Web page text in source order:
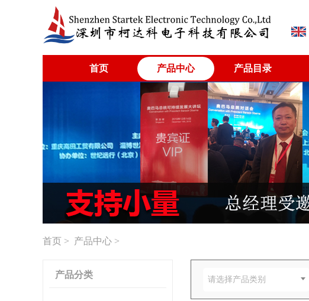
首页 产品中心 产品目录
首页 > 产品中心 >
产品分类 请选择产品类别